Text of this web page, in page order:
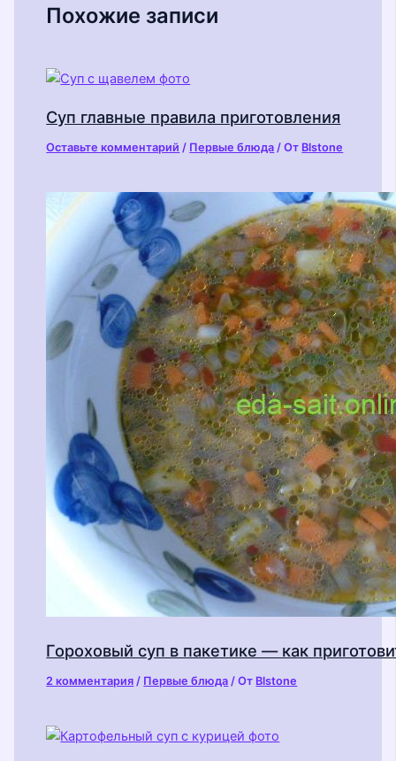
Похожие записи
Суп главные правила приготовления
Оставьте комментарий / Первые блюда / От Blstone
Гороховый суп в пакетике — как
2 комментария / Первые блюда / От Blstone